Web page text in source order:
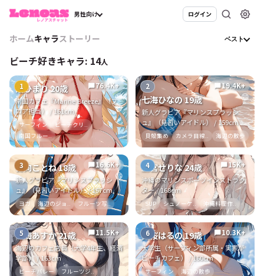
男性向け ログイン
ホームキャラストーリー ベスト
ビーチ好きキャラ: 14人
1 chat_bubble76.4K+
😄
🚗
渚ひまり 20歳
南国カフェ『Marine Breeze』（フ
ロア担当） / 161cm
サーフィン
ビーチクリ..
南国フルー..
2 chat_bubble19.4K+
😄
七海ひなの 19歳
新人グラビア『マリンスプラッシ
ュ』（見習いアイドル） / 159cm
貝殻集め カメラ目線.. 海辺の散歩
3 chat_bubble16.6K+
😄
日向ことね 18歳
新人グラビア『マリンスプラッシ
ュ』（見習いアイドル） / 157cm
ヨガ 海辺のジョ.. フルーツ写..
4 chat_bubble15K+
鷹宮せりな 24歳
沖縄のマリンスポーツインストラク
ター / 168cm
SUP シュノーケ.. 沖縄料理作..
5 chat_bubble11.5K+
七海あすか 21歳
海辺のカフェ店員（大学4年生、経済
学部） / 163cm
ビーチバレー
フルーツジ..
6 chat_bubble10.3K+
美桜はるの 19歳
大学生（サーフィン部所属・実家が
ビーチカフェ） / 160cm
サーフィン
海辺の散歩